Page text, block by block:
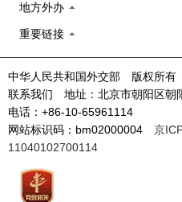
地方外办
重要链接
中华人民共和国外交部 版权所有
联系我们 地址：北京市朝阳区
电话：+86-10-65961114
网站标识码：bm02000004 京
11040102700114